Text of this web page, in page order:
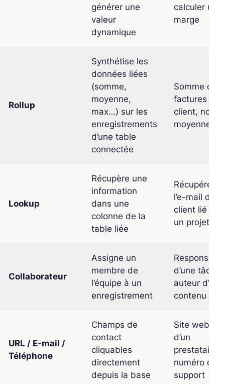
générer une
valeur
dynamique
calculer une
marge
Rollup
Synthétise les
données liées
(somme,
moyenne,
max…) sur les
enregistrements
d’une table
connectée
Somme des
factures
client, note
moyenne
Lookup
Récupère une
information
dans une
colonne de la
table liée
Récupérer
l’e-mail d’un
client lié à
un projet
Collaborateur
Assigne un
membre de
l’équipe à un
enregistrement
d’une tâche,
auteur d’un
contenu
URL / E-mail /
Téléphone
Champs de
contact
cliquables
directement
depuis la base
Site web
d’un
prestataire,
numéro de
support